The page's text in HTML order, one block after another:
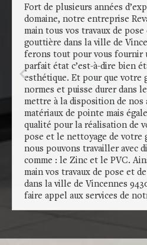
Fort de plusieurs années
domaine, notre entreprise
main tous vos travaux de
gouttière dans la ville de
ferons tout pour vous fournir
parfait état c’est-à-dire bien
esthétique. Et pour que votre
normes et puisse durer dans
mettre à la disposition de nos
matériaux de pointe mais
qualité pour la réalisation de
pose et le nettoyage de votre
nous pouvons travailler avec
comme : le Zinc et le PVC.
main vos travaux de pose et
dans la ville de Vincennes
faire appel aux services de